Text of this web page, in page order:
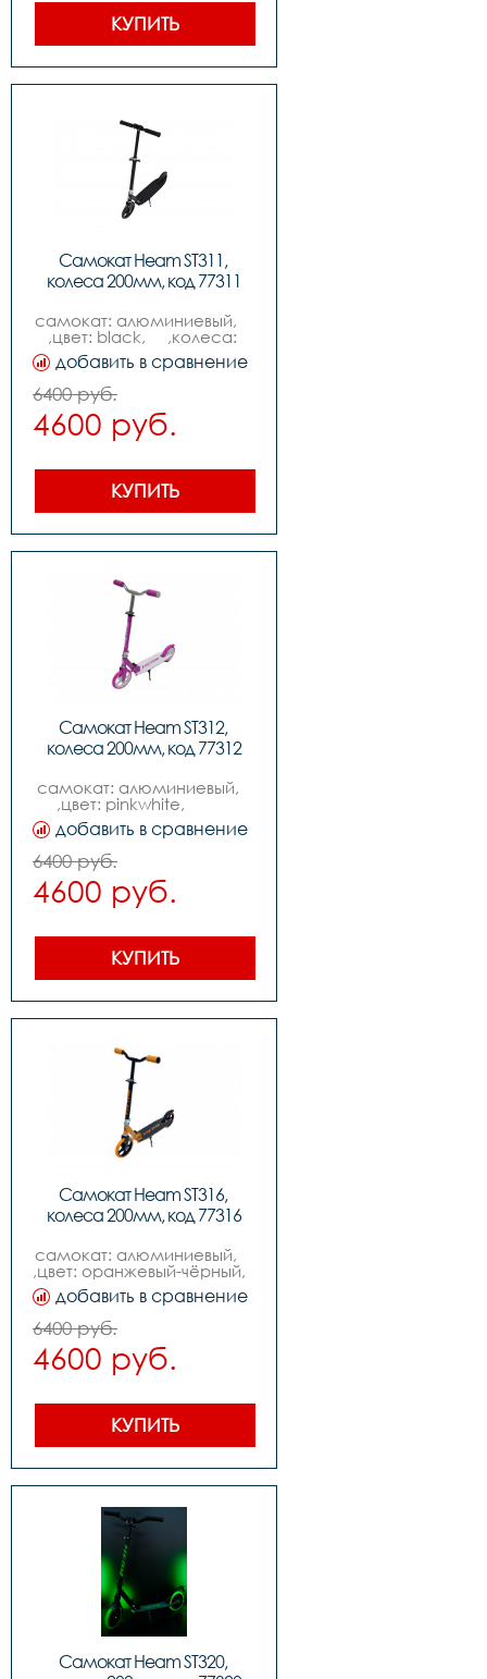
КУПИТЬ
Самокат Heam ST311,
колеса 200мм, код 77311
самокат: алюминиевый,
,цвет: black,     ,колеса:
200mm pu,  ,подшипники:
abec-7,          ,вес:
3.7kg,,нагрузка макс:
добавить в сравнение
6400 руб.
4600 руб.
КУПИТЬ
Самокат Heam ST312,
колеса 200мм, код 77312
самокат: алюминиевый,
,цвет: pinkwhite,
,колеса: 200mm pu,
,подшипники: abec-7,
,вес: 3.7kg,,нагрузка макс:
добавить в сравнение
6400 руб.
4600 руб.
КУПИТЬ
Самокат Heam ST316,
колеса 200мм, код 77316
самокат: алюминиевый,
,цвет: оранжевый-чёрный,
,колеса: 200mm pu,
,подшипники: abec-7,
,вес: 3.7kg,,нагрузка макс:
добавить в сравнение
6400 руб.
4600 руб.
КУПИТЬ
Самокат Heam ST320,